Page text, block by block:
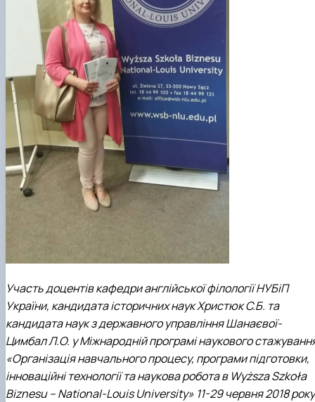
Участь доцентів кафедри англійської філології НУБіП
України, кандидата історичних наук Христюк С.Б. та
кандидата наук з державного управління Шанаєвої-
Цимбал Л.О. у Міжнародній програмі наукового
«Організація навчального процесу, програми підготовки,
інноваційні технології та наукова робота в Wyższa Szkoła
Biznesu – National-Louis University» 11-29 червня 2018 року